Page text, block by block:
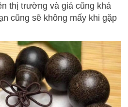
thị trường và giá cũng khá
cũng sẽ không mấy khi gặp